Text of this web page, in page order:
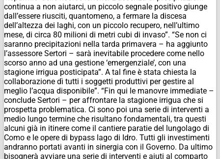
continua a non aiutarci, un piccolo segnale positivo giunge
dall’essere riusciti, quantomeno, a fermare la discesa
dell’altezza dei laghi, con un piccolo recupero, nell’ultimo
mese, di circa 80 milioni di metri cubi di invaso”. “Se non ci
saranno precipitazioni nella tarda primavera – ha aggiunto
l’assessore Sertori – sarà inevitabile procedere come nello
scorso anno ad una gestione ‘emergenziale’, con una
stagione irrigua posticipata”. A tal fine è stata chiesta la
collaborazione dì tutti i soggetti produttivi per gestire al
meglio l’acqua disponibile”. “Fin qui le manovre immediate –
conclude Sertori – per affrontare la stagione irrigua che si
prospetta problematica. Ci sono poi una serie di interventi a
medio lungo termine che risultano fondamentali, tra questi
alcuni già in itinere come il cantiere paratie del lungolago di
Como e le opere di bypass lago di Idro. Tutti gli investimenti
andranno portati avanti in sinergia con il Governo. Da ultimo
bisognerà avviare una serie di interventi e aiuti al comparto